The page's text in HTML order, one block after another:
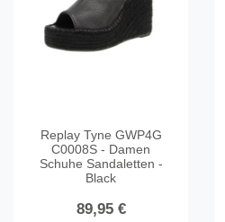
Replay Tyne GWP4G
C0008S - Damen
Schuhe Sandaletten -
Black
89,95 €